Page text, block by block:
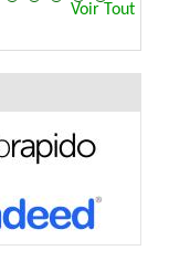
Voir Tout